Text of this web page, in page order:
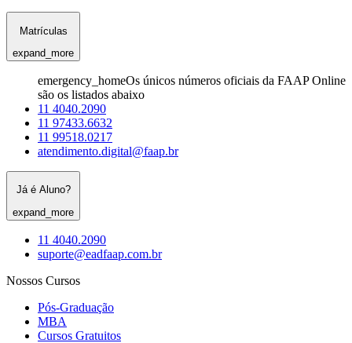
Matrículas
expand_more
emergency_homeOs únicos números oficiais da FAAP Online
são os listados abaixo
11 4040.2090
11 97433.6632
11 99518.0217
atendimento.digital@faap.br
Já é Aluno?
expand_more
11 4040.2090
suporte@eadfaap.com.br
Nossos Cursos
Pós-Graduação
MBA
Cursos Gratuitos